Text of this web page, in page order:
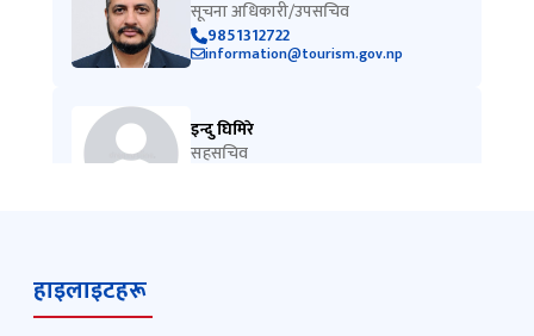
9851312722
information@tourism.gov.np
इन्दु घिमिरे
सहसचिव
014211847
हाइलाइटहरू